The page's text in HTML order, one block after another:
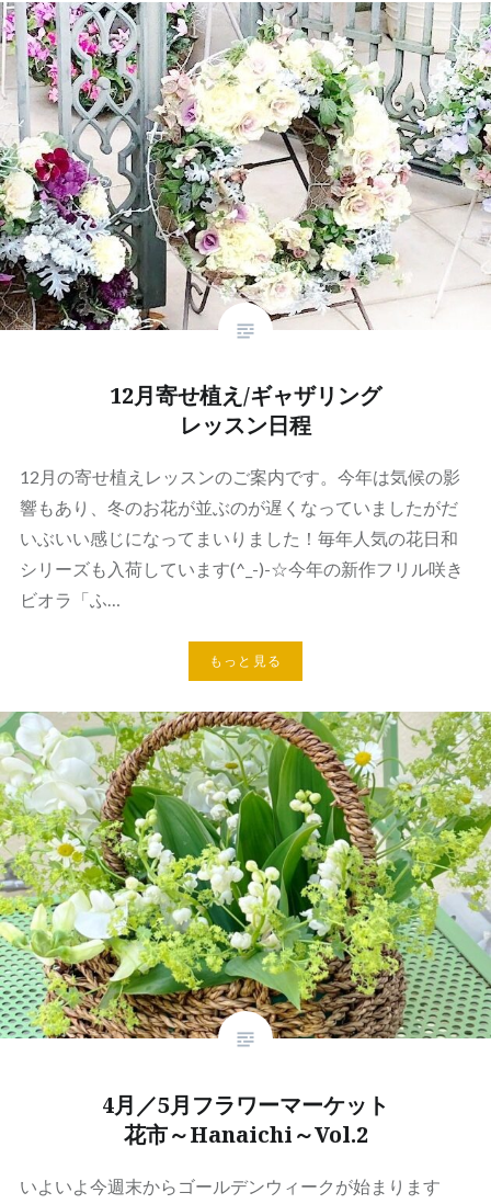
12月寄せ植え/ギャザリング
レッスン日程
12月の寄せ植えレッスンのご案内です。今年は気候の影
響もあり、冬のお花が並ぶのが遅くなっていましたがだ
いぶいい感じになってまいりました！毎年人気の花日和
シリーズも入荷しています(^_-)-☆今年の新作フリル咲き
ビオラ「ふ…
もっと見る
4月／5月フラワーマーケット
花市～Hanaichi～Vol.2
いよいよ今週末からゴールデンウィークが始まります